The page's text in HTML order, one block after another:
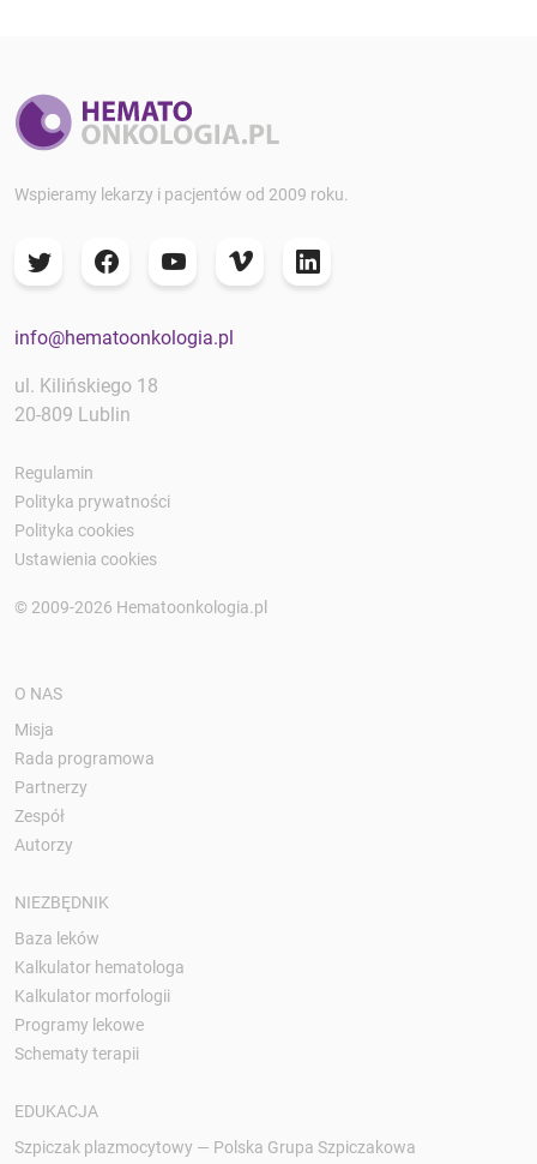
Wspieramy lekarzy i pacjentów od 2009 roku.
info@hematoonkologia.pl
ul. Kilińskiego 18
20-809 Lublin
Regulamin
Polityka prywatności
Polityka cookies
Ustawienia cookies
© 2009-2026 Hematoonkologia.pl
O NAS
Misja
Rada programowa
Partnerzy
Zespół
Autorzy
NIEZBĘDNIK
Baza leków
Kalkulator hematologa
Kalkulator morfologii
Programy lekowe
Schematy terapii
EDUKACJA
Szpiczak plazmocytowy — Polska Grupa Szpiczakowa